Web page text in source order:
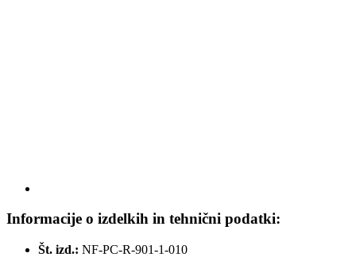
Informacije o izdelkih in tehnični podatki:
Št. izd.: NF-PC-R-901-1-010